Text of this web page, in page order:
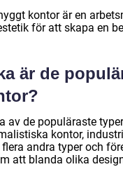
kontor är en
för att skapa en
är de
av de populäraste
kontor,
andra typer och
att blanda olika